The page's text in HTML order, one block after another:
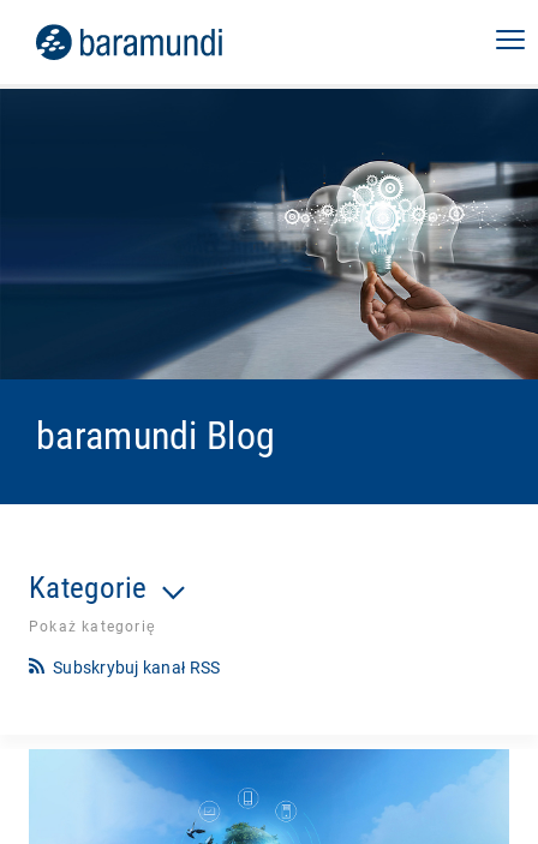
baramundi Blog
Kategorie
Pokaż kategorię
Subskrybuj kanał RSS